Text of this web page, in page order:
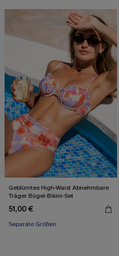
Geblümtes High-Waist Abnehmbare
Träger Bügel-Bikini-Set
51,00 €
Separate Größen